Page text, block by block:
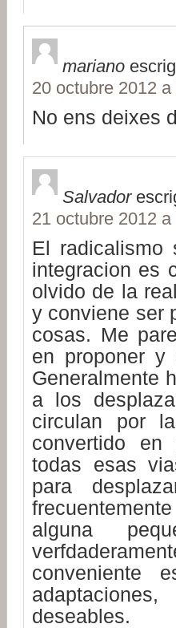
mariano
20 octubre 2012
No ens deixes
Salvador
21 octubre 2012 a
El radicalismo
integracion es
olvido de la
y conviene ser
cosas. Me
en proponer y
Generalmente
a los
circulan por
convertido en
todas esas
para
alguna
conveniente
deseables.